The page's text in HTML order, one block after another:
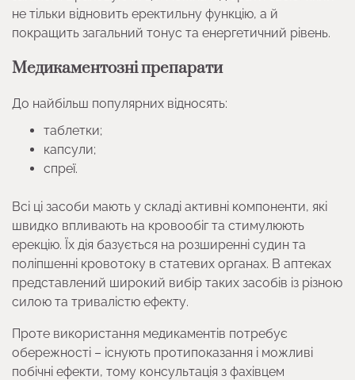
не тільки відновить еректильну функцію, а й
покращить загальний тонус та енергетичний рівень.
Медикаментозні препарати
До найбільш популярних відносять:
таблетки;
капсули;
спреї.
Всі ці засоби мають у складі активні компоненти, які
швидко впливають на кровообіг та стимулюють
ерекцію. Їх дія базується на розширенні судин та
поліпшенні кровотоку в статевих органах. В аптеках
представлений широкий вибір таких засобів із різною
силою та тривалістю ефекту.
Проте використання медикаментів потребує
обережності – існують протипоказання і можливі
побічні ефекти, тому консультація з фахівцем